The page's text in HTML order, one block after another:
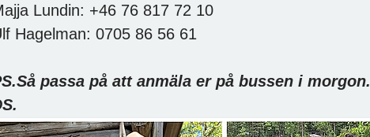
Lundin: +46 76 817 72 10
Hagelman: 0705 86 56 61
passa på att anmäla er på bussen i morgon.